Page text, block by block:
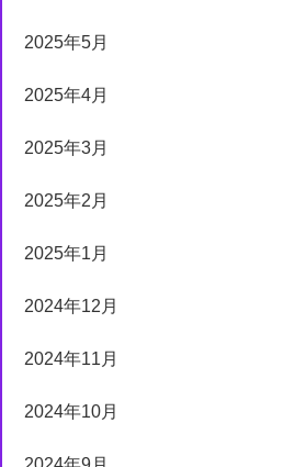
2025年5月
2025年4月
2025年3月
2025年2月
2025年1月
2024年12月
2024年11月
2024年10月